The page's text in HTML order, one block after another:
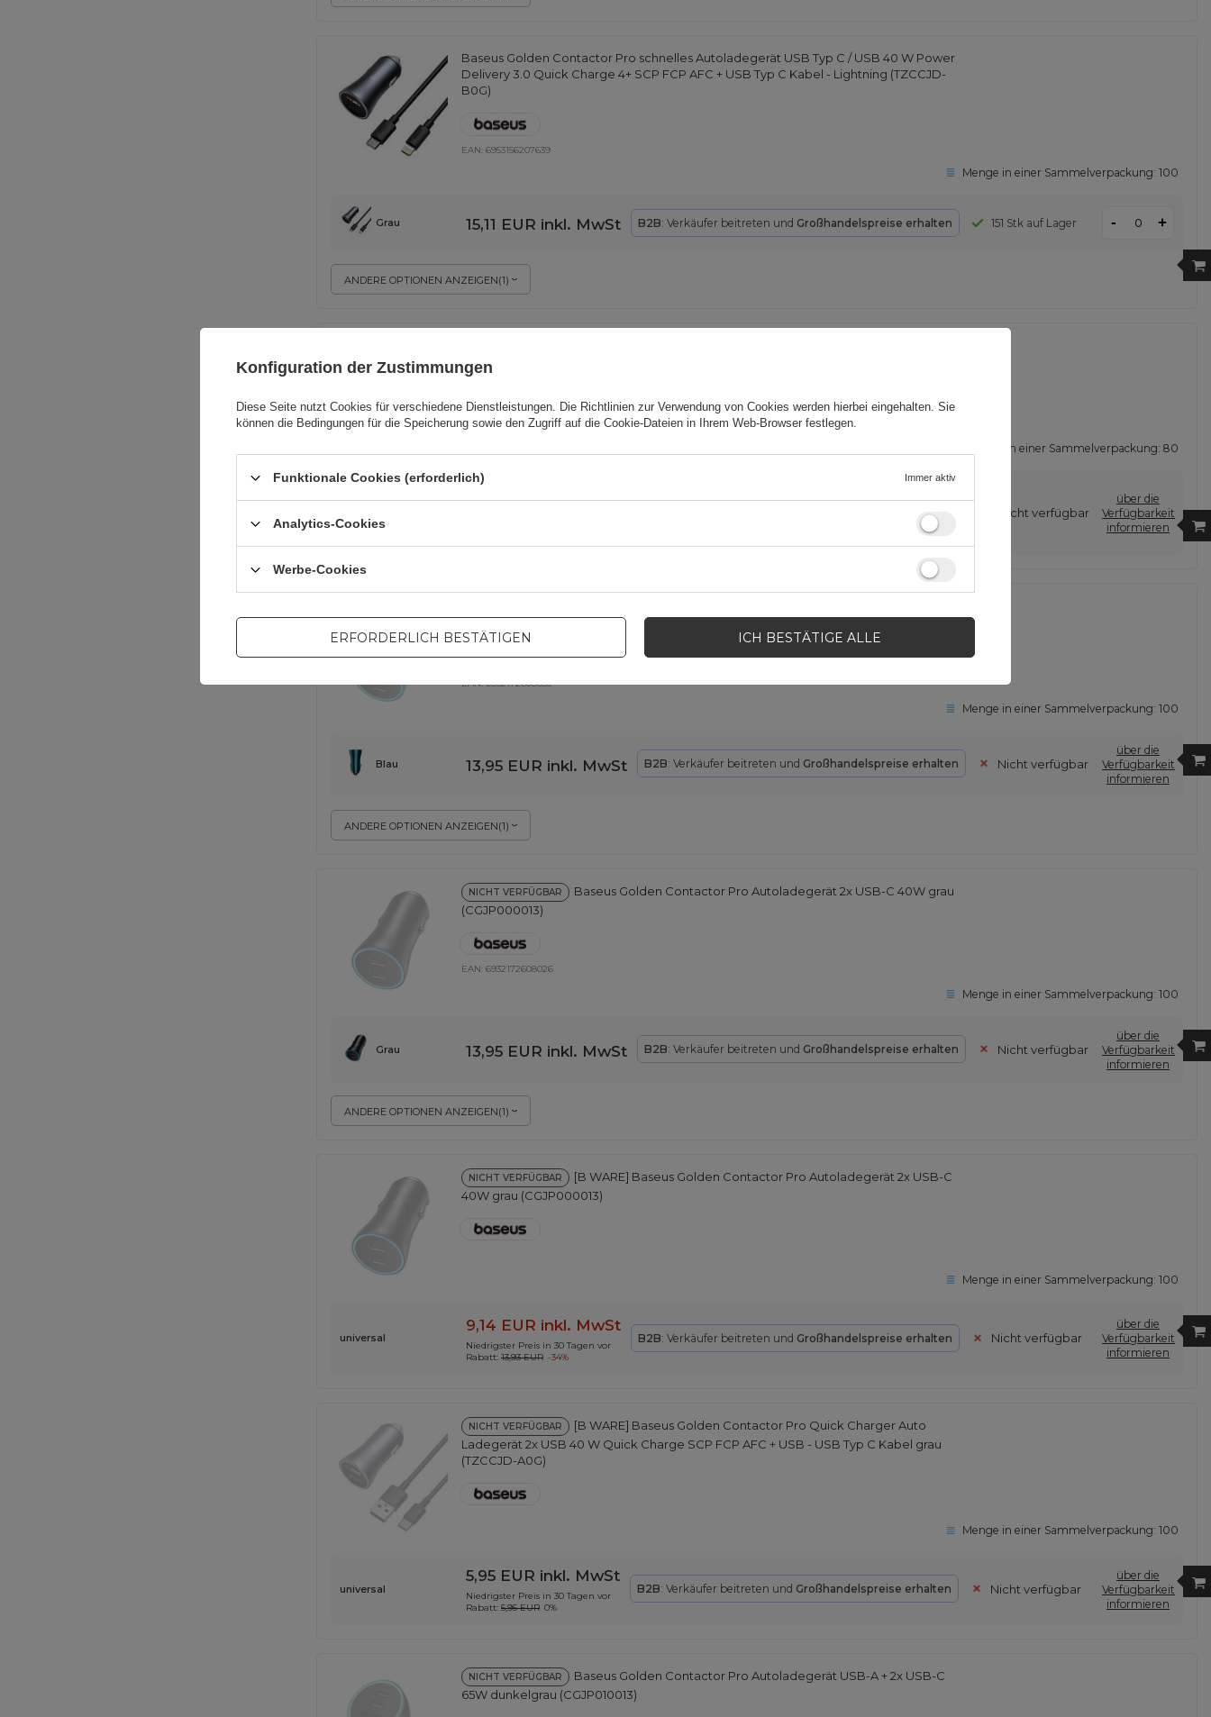
Baseus Golden Contactor Pro schnelles Autoladegerät USB Typ C / USB 40 W Power
Delivery 3.0 Quick Charge 4+ SCP FCP AFC + USB Typ C Kabel - Lightning (TZCCJD-
B0G)
EAN: 6953156207639
Menge in einer Sammelverpackung: 100
ANDERE OPTIONEN ANZEIGEN(1)
Grau 15,11 EUR inkl. MwSt B2B: Verkäufer beitreten und Großhandelspreise erhalten 151 Stk auf Lager - +
65W dunkelgrau (CGJP010013)
EAN:6932172610289
Menge in einer Sammelverpackung: 80
Großhandelspreise erhalten Nicht verfügbar
über die
Verfügbarkeit
informieren
EAN:6932172608033
Menge in einer Sammelverpackung: 100
ANDERE OPTIONEN ANZEIGEN(1)
Blau 13,95 EUR inkl. MwSt B2B: Verkäufer beitreten und Großhandelspreise erhalten Nicht verfügbar
über die
Verfügbarkeit
informieren
NICHT VERFÜGBAR
Baseus Golden Contactor Pro Autoladegerät 2x USB-C 40W grau
(CGJP000013)
EAN: 6932172608026
Menge in einer Sammelverpackung: 100
ANDERE OPTIONEN ANZEIGEN(1)
Grau 13,95 EUR inkl. MwSt B2B: Verkäufer beitreten und Großhandelspreise erhalten Nicht verfügbar
über die
Verfügbarkeit
informieren
NICHT VERFÜGBAR
[B WARE] Baseus Golden Contactor Pro Autoladegerät 2x USB-C
40W grau (CGJP000013)
Menge in einer Sammelverpackung: 100
universal
9,14 EUR inkl. MwSt
Niedrigster Preis in 30 Tagen vor
Rabatt: 13,93 EUR -34%
B2B: Verkäufer beitreten und Großhandelspreise erhalten Nicht verfügbar
über die
Verfügbarkeit
informieren
NICHT VERFÜGBAR
[B WARE] Baseus Golden Contactor Pro Quick Charger Auto
Ladegerät 2x USB 40 W Quick Charge SCP FCP AFC + USB - USB Typ C Kabel grau
(TZCCJD-A0G)
Menge in einer Sammelverpackung: 100
universal
5,95 EUR inkl. MwSt
Niedrigster Preis in 30 Tagen vor
Rabatt: 5,95 EUR 0%
B2B: Verkäufer beitreten und Großhandelspreise erhalten Nicht verfügbar
über die
Verfügbarkeit
informieren
NICHT VERFÜGBAR
Baseus Golden Contactor Pro Autoladegerät USB-A + 2x USB-C
65W dunkelgrau (CGJP010013)
Konfiguration der Zustimmungen
Diese Seite nutzt Cookies für verschiedene Dienstleistungen. Die Richtlinien zur Verwendung von Cookies werden hierbei eingehalten. Sie
können die Bedingungen für die Speicherung sowie den Zugriff auf die Cookie-Dateien in Ihrem Web-Browser festlegen.
Funktionale Cookies (erforderlich) Immer aktiv
Analytics-Cookies
Werbe-Cookies
ERFORDERLICH BESTÄTIGEN ICH BESTÄTIGE ALLE